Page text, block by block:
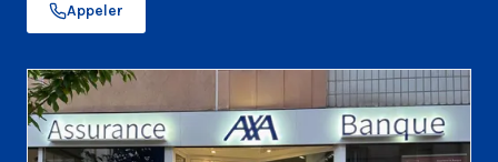
Appeler